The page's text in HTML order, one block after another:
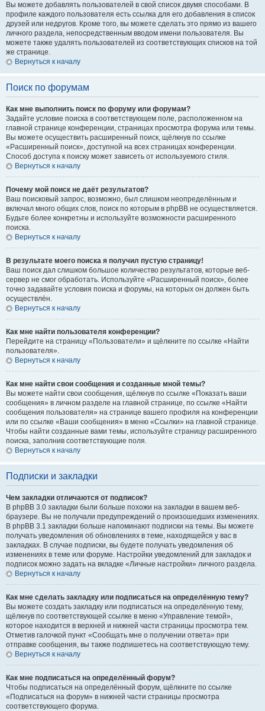
Вы можете добавлять пользователей в свой список двумя способами. В
профиле каждого пользователя есть ссылка для его добавления в список
друзей или недругов. Кроме того, вы можете сделать это прямо из вашего
личного раздела, непосредственным вводом имени пользователя. Вы
можете также удалять пользователей из соответствующих списков на той
же странице.
Вернуться к началу
Поиск по форумам
Как мне выполнить поиск по форуму или форумам?
Задайте условие поиска в соответствующем поле, расположенном на
главной странице конференции, страницах просмотра форума или темы.
Вы можете осуществить расширенный поиск, щёлкнув по ссылке
«Расширенный поиск», доступной на всех страницах конференции.
Способ доступа к поиску может зависеть от используемого стиля.
Вернуться к началу
Почему мой поиск не даёт результатов?
Ваш поисковый запрос, возможно, был слишком неопределённым и
включал много общих слов, поиск по которым в phpBB не осуществляется.
Будьте более конкретны и используйте возможности расширенного
поиска.
Вернуться к началу
В результате моего поиска я получил пустую страницу!
Ваш поиск дал слишком большое количество результатов, которые веб-
сервер не смог обработать. Используйте «Расширенный поиск», более
точно задавайте условия поиска и форумы, на которых он должен быть
осуществлён.
Вернуться к началу
Как мне найти пользователя конференции?
Перейдите на страницу «Пользователи» и щёлкните по ссылке «Найти
пользователя».
Вернуться к началу
Как мне найти свои сообщения и созданные мной темы?
Вы можете найти свои сообщения, щёлкнув по ссылке «Показать ваши
сообщения» в личном разделе на главной странице, по ссылке «Найти
сообщения пользователя» на странице вашего профиля на конференции
или по ссылке «Ваши сообщения» в меню «Ссылки» на главной странице.
Чтобы найти созданные вами темы, используйте страницу расширенного
поиска, заполнив соответствующие поля.
Вернуться к началу
Подписки и закладки
Чем закладки отличаются от подписок?
В phpBB 3.0 закладки были больше похожи на закладки в вашем веб-
браузере. Вы не получали предупреждений о произошедших изменениях.
В phpBB 3.1 закладки больше напоминают подписки на темы. Вы можете
получать уведомления об обновлениях в теме, находящейся у вас в
закладках. В случае подписки, вы будете получать уведомления об
изменениях в теме или форуме. Настройки уведомлений для закладок и
подписок можно задать на вкладке «Личные настройки» личного раздела.
Вернуться к началу
Как мне сделать закладку или подписаться на определённую тему?
Вы можете создать закладку или подписаться на определённую тему,
щёлкнув по соответствующей ссылке в меню «Управление темой»,
которое находится в верхней и нижней части страницы просмотра тем.
Отметив галочкой пункт «Сообщать мне о получении ответа» при
отправке сообщения, вы также подпишетесь на соответствующую тему.
Вернуться к началу
Как мне подписаться на определённый форум?
Чтобы подписаться на определённый форум, щёлкните по ссылке
«Подписаться на форум» в нижней части страницы просмотра
соответствующего форума.